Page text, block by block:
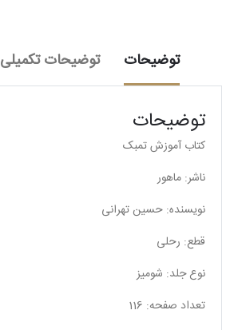
توضیحات توضیحات تکمیلی
توضیحات
کتاب آموزش تمبک
ناشر: ماهور
نویسنده: حسین تهرانی
قطع: رحلی
نوع جلد: شومیز
تعداد صفحه: 116